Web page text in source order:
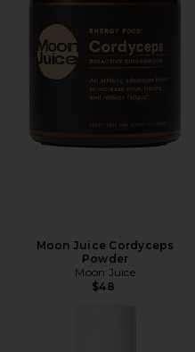
Moon Juice Cordyceps
Powder
Moon Juice
$48